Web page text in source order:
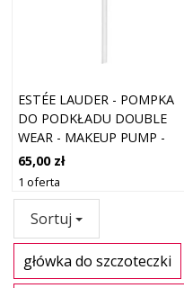
ESTÉE LAUDER - POMPKA
DO PODKŁADU DOUBLE
WEAR - MAKEUP PUMP -
PUMP - DLA KOBIET
65,00 zł
1 oferta
Sortuj
główka do szczoteczki